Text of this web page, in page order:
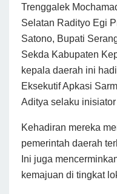
Trenggalek
Selatan Radityo Egi
Satono, Bupati
Sekda Kabupaten
kepala daerah ini
Eksekutif Apkasi
Aditya selaku
Kehadiran mereka
pemerintah daerah
Ini juga
kemajuan di tingkat